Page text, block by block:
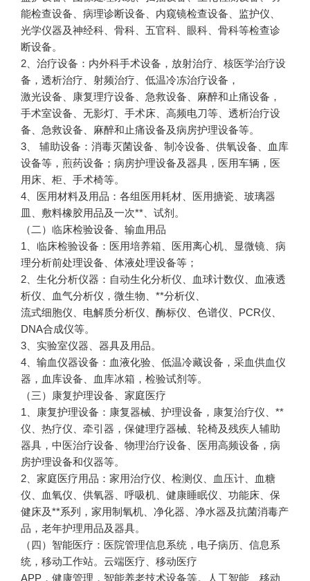
能检查设备、病理诊断设备、内窥镜检查设备、监护仪、
光学仪器及神经科、骨科、五官科、眼科、骨科等检查诊
断设备。
2、治疗设备：内外科手术设备，放射治疗、核医学治疗设
备，透析治疗、射频治疗、低温冷冻治疗设备，
激光设备、康复理疗设备、急救设备、麻醉和止痛设备，
手术室设备、无影灯、手术床、高频电刀等、透析治疗设
备、急救设备、麻醉和止痛设备及病房护理设备等。
3、 辅助设备：消毒灭菌设备、制冷设备、供氧设备、血库
设备等，煎药设备；病房护理设备及器具，医用车辆，医
用床、柜、手术椅等。
4、医用材料及用品：各组医用耗材、医用搪瓷、玻璃器
皿、敷料橡胶用品及一次**、试剂。
（二）临床检验设备、输血用品
1、临床检验设备：医用培养箱、医用离心机、显微镜、病
理分析前处理设备、体液处理设备等；
2、生化分析仪器：自动生化分析仪、血球计数仪、血液透
析仪、血气分析仪，微生物、**分析仪、
流式细胞仪、电解质分析仪、酶标仪、色谱仪、PCR仪、
DNA合成仪等。
3、实验室仪器、器具及用品。
4、输血仪器设备：血液化验、低温冷藏设备，采血供血仪
器，血库设备、血库冰箱，检验试剂等。
（三）康复护理设备、家庭医疗
1、康复护理设备：康复器械、护理设备，康复治疗仪、**
仪、热疗仪、牵引器，保健理疗器械、轮椅及残疾人辅助
器具，中医治疗设备、物理治疗设备、医用高频设备，病
房护理设备和仪器等。
2、家庭医疗用品：家用治疗仪、检测仪、血压计、血糖
仪、血氧仪、供氧器、呼吸机、健康睡眠仪、功能床、保
健床及**系列，家用制氧机、净化器、净水器及抗菌消毒产
品，老年护理用品及器具。
（四）智能医疗：医院管理信息系统，电子病历、信息系
统，移动工作站。云端医疗、移动医疗
APP，健康管理，智能养老技术设备等。人工智能、移动